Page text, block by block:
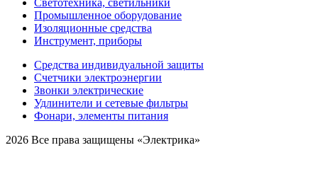
Промышленное оборудование
Изоляционные средства
Инструмент, приборы
Средства индивидуальной защиты
Счетчики электроэнергии
Звонки электрические
Удлинители и сетевые фильтры
Фонари, элементы питания
2026 Все права защищены «Электрика»